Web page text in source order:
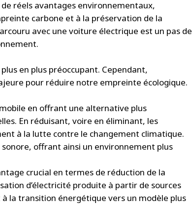
réels avantages environnementaux,
carbone et à la préservation de la
avec une voiture électrique est un pas de
en plus préoccupant. Cependant,
pour réduire notre empreinte écologique.
en offrant une alternative plus
En réduisant, voire en éliminant, les
à la lutte contre le changement climatique.
offrant ainsi un environnement plus
crucial en termes de réduction de la
d’électricité produite à partir de sources
la transition énergétique vers un modèle plus